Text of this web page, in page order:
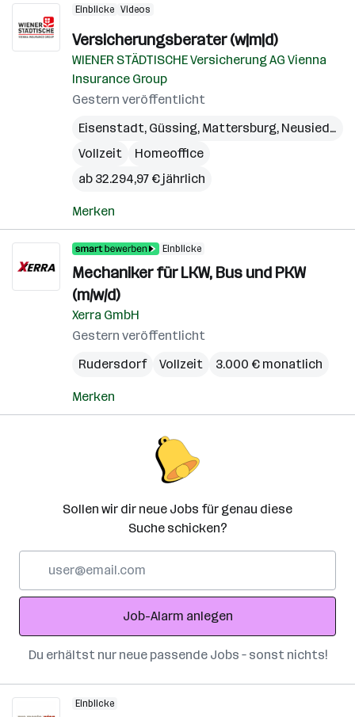
Einblicke Videos
Versicherungsberater (w|m|d)
WIENER STÄDTISCHE Versicherung AG Vienna
Insurance Group
Gestern veröffentlicht
Eisenstadt, Güssing, Mattersburg, Neusiedl am See
Vollzeit
Homeoffice
ab 32.294,97 € jährlich
Merken
Einblicke
Mechaniker für LKW, Bus und PKW
(m/w/d)
Xerra GmbH
Gestern veröffentlicht
Rudersdorf
Vollzeit 3.000 € monatlich
Merken
Sollen wir dir neue Jobs für genau diese
Suche schicken?
Adresse
Job-Alarm anlegen
Du erhältst nur neue passende Jobs – sonst nichts!
Einblicke